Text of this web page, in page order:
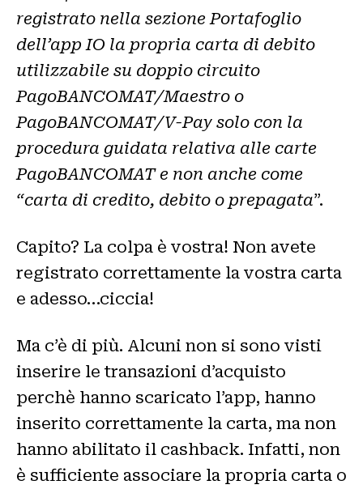
registrato nella sezione Portafoglio
dell’app IO la propria carta di debito
utilizzabile su doppio circuito
PagoBANCOMAT/Maestro o
PagoBANCOMAT/V-Pay solo con la
procedura guidata relativa alle carte
PagoBANCOMAT e non anche come
“carta di credito, debito o prepagata”.
Capito? La colpa è vostra! Non avete
registrato correttamente la vostra carta
e adesso…ciccia!
Ma c’è di più. Alcuni non si sono visti
inserire le transazioni d’acquisto
perchè hanno scaricato l’app, hanno
inserito correttamente la carta, ma non
hanno abilitato il cashback. Infatti, non
è sufficiente associare la propria carta o